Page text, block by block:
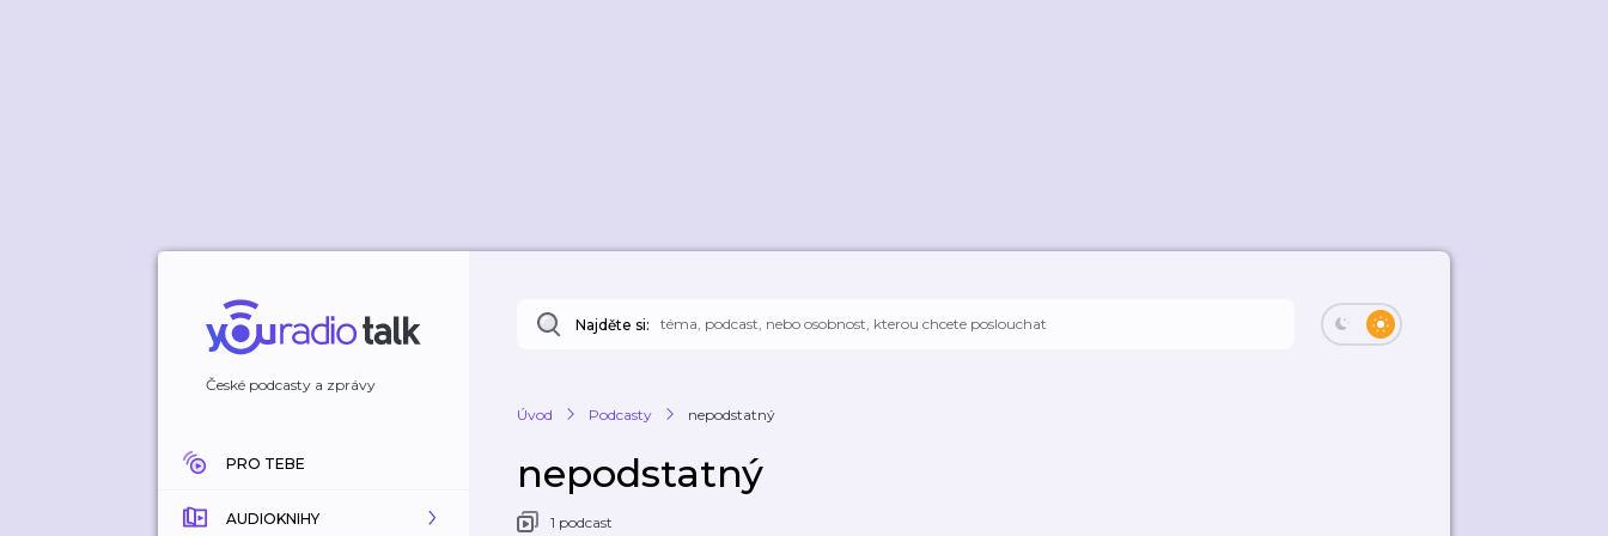
České podcasty a zprávy
PRO TEBE
AUDIOKNIHY
Najděte si:
Úvod Podcasty nepodstatný
nepodstatný
1 podcast